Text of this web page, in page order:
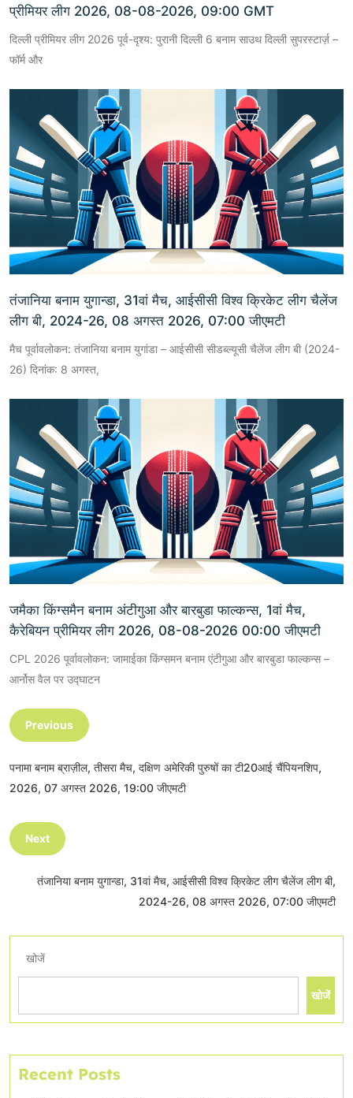
प्रीमियर लीग 2026, 08-08-2026, 09:00 GMT
दिल्ली प्रीमियर लीग 2026 पूर्व-दृश्य: पुरानी दिल्ली 6 बनाम साउथ दिल्ली सुपरस्टार्ज़ –
फॉर्म और
तंजानिया बनाम युगान्डा, 31वां मैच, आईसीसी विश्व क्रिकेट लीग चैलेंज
लीग बी, 2024-26, 08 अगस्त 2026, 07:00 जीएमटी
मैच पूर्वावलोकन: तंजानिया बनाम युगांडा – आईसीसी सीडब्ल्यूसी चैलेंज लीग बी (2024-
26) दिनांक: 8 अगस्त,
जमैका किंग्समैन बनाम अंटीगुआ और बारबुडा फाल्कन्स, 1वां मैच,
कैरेबियन प्रीमियर लीग 2026, 08-08-2026 00:00 जीएमटी
CPL 2026 पूर्वावलोकन: जामाईका किंग्समन बनाम एंटीगुआ और बारबुडा फाल्कन्स –
आर्नोस वैल पर उद्घाटन
Previous
पनामा बनाम ब्राज़ील, तीसरा मैच, दक्षिण अमेरिकी पुरुषों का टी20आई चैंपियनशिप,
2026, 07 अगस्त 2026, 19:00 जीएमटी
Next
तंजानिया बनाम युगान्डा, 31वां मैच, आईसीसी विश्व क्रिकेट लीग चैलेंज लीग बी,
2024-26, 08 अगस्त 2026, 07:00 जीएमटी
खोजें
खोजें
Recent Posts